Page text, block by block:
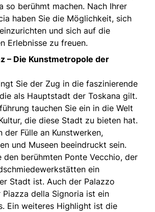
so berühmt machen. Nach Ihrer
haben Sie die Möglichkeit, sich
und sich auf die
Erlebnisse zu freuen.
– Die Kunstmetropole der
Sie der Zug in die faszinierende
als Hauptstadt der Toskana gilt.
tauchen Sie ein in die Welt
die diese Stadt zu bieten hat.
der Fülle an Kunstwerken,
und Museen beeindruckt sein.
den berühmten Ponte Vecchio, der
ein
Stadt ist. Auch der Palazzo
Piazza della Signoria ist ein
Ein weiteres Highlight ist die